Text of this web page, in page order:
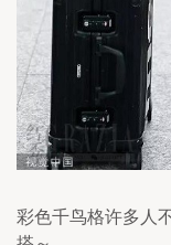
彩色千鸟格许多人